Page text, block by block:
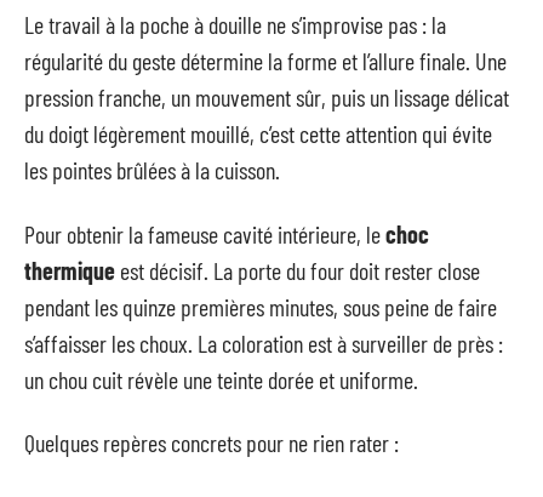
Le travail à la poche à douille ne s’improvise pas : la
régularité du geste détermine la forme et l’allure finale. Une
pression franche, un mouvement sûr, puis un lissage délicat
du doigt légèrement mouillé, c’est cette attention qui évite
les pointes brûlées à la cuisson.
Pour obtenir la fameuse cavité intérieure, lechoc
thermique est décisif. La porte du four doit rester close
pendant les quinze premières minutes, sous peine de faire
s’affaisser les choux. La coloration est à surveiller de près :
un chou cuit révèle une teinte dorée et uniforme.
Quelques repères concrets pour ne rien rater :